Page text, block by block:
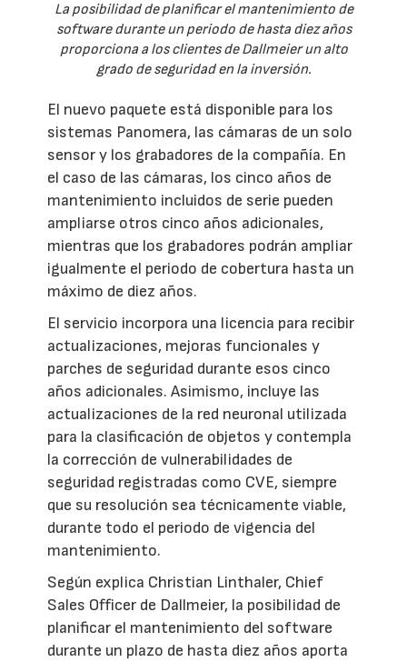
La posibilidad de planificar el mantenimiento de
software durante un periodo de hasta diez años
proporciona a los clientes de Dallmeier un alto
grado de seguridad en la inversión.
El nuevo paquete está disponible para los
sistemas Panomera, las cámaras de un solo
sensor y los grabadores de la compañía. En
el caso de las cámaras, los cinco años de
mantenimiento incluidos de serie pueden
ampliarse otros cinco años adicionales,
mientras que los grabadores podrán ampliar
igualmente el periodo de cobertura hasta un
máximo de diez años.
El servicio incorpora una licencia para recibir
actualizaciones, mejoras funcionales y
parches de seguridad durante esos cinco
años adicionales. Asimismo, incluye las
actualizaciones de la red neuronal utilizada
para la clasificación de objetos y contempla
la corrección de vulnerabilidades de
seguridad registradas como CVE, siempre
que su resolución sea técnicamente viable,
durante todo el periodo de vigencia del
mantenimiento.
Según explica Christian Linthaler, Chief
Sales Officer de Dallmeier, la posibilidad de
planificar el mantenimiento del software
durante un plazo de hasta diez años aporta